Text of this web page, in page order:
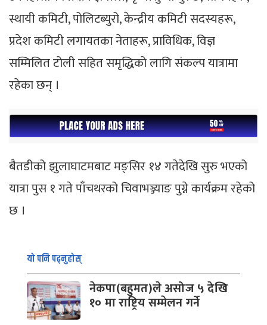
स्थायी कमिटी, पोलिटब्युरो, केन्द्रीय कमिटी सदस्यहरू,
प्रदेश कमिटी लगायतका नेताहरू, प्राविधिक, विज्ञ
सम्मिलित टोली सहित समृद्धिको लागि संकल्प यात्रामा
रहेका छन् ।
बैतडीको झुलाघाटमबाट मङ्सिर १४ गतेदेखि सुरु भएको
यात्रा पुस १ गते पाँचथरको चिवाभञ्ज्याङ पुग्ने कार्यक्रम रहेको
छ ।
यो पनि पढ्नुहोस्
नेकपा(बहुमत)ले असोज ५ देखि
१० मा राष्ट्रिय सम्मेलन गर्ने